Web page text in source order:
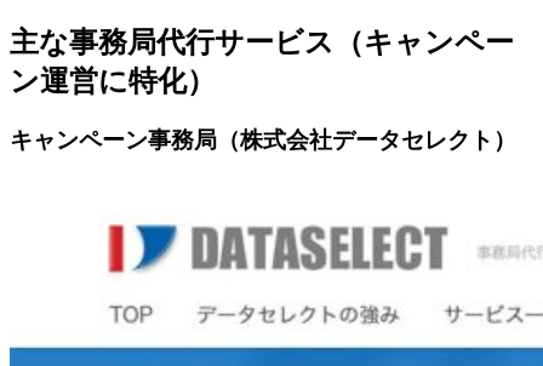
主な事務局代行サービス（キャンペー
ン運営に特化）
キャンペーン事務局（株式会社データセレクト）